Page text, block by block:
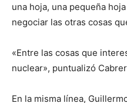
una hoja, una pequeña
negociar las otras cosas
«Entre las cosas que
nuclear», puntualizó
En la misma línea,